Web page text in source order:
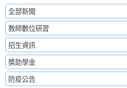
全部新聞
教師數位研習
招生資訊
獎助學金
防疫公告